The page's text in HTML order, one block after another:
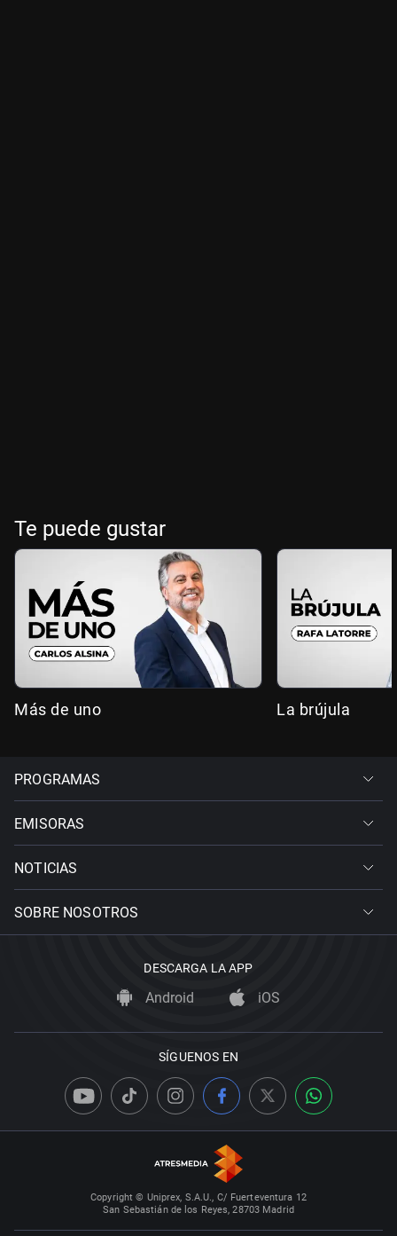
Te puede gustar
Más de uno La brújula
PROGRAMAS
EMISORAS
NOTICIAS
SOBRE NOSOTROS
DESCARGA LA APP
Android iOS
SÍGUENOS EN
Copyright © Uniprex, S.A.U., C/ Fuerteventura 12
San Sebastián de los Reyes, 28703 Madrid